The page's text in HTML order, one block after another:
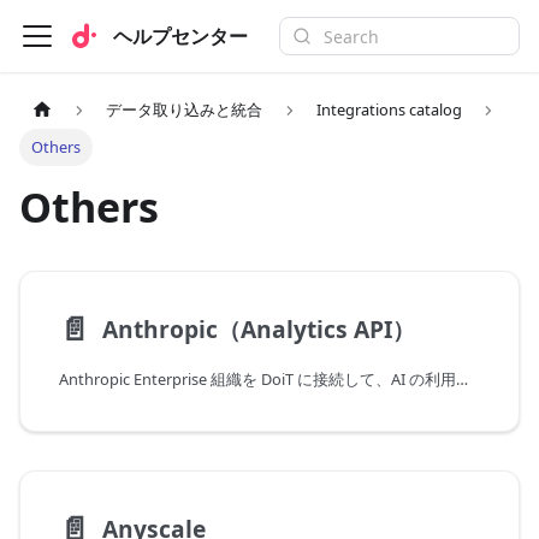
ヘルプセンター
データ取り込みと統合
Integrations catalog
Others
Others
📄️ Anthropic（Analytics API）
Anthropic Enterprise 組織を DoiT に接続して、AI の利用状況とコストを可視化します
📄️ Anyscale